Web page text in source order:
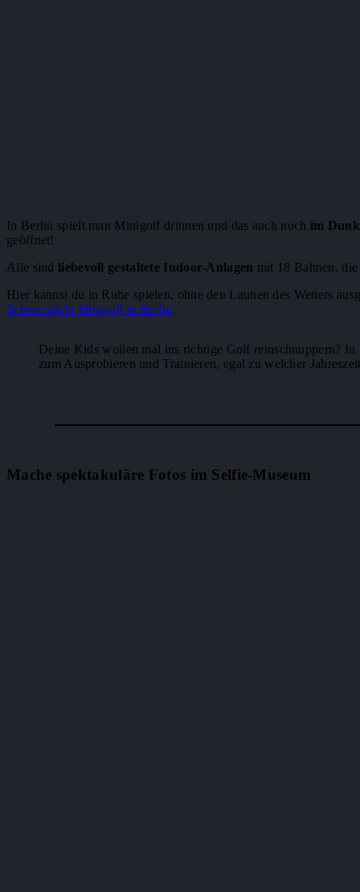
In Berlin spielt man Minigolf drinnen und das auch noch im
geöffnet!
Alle sind liebevoll gestaltete Indoor-Anlagen mit 18 Bahnen,
Hier kannst du in Ruhe spielen, ohne den Launen des Wetters
Schwarzlicht Minigolf in Berlin.
Deine Kids wollen mal ins richtige Golf reinschnuppern?
zum Ausprobieren und Trainieren, egal zu welcher
Mache spektakuläre Fotos im Selfie-Museum